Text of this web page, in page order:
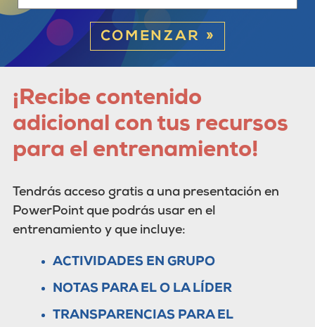
COMENZAR »
¡Recibe contenido
adicional con tus recursos
para el entrenamiento!
Tendrás acceso gratis a una presentación en
PowerPoint que podrás usar en el
entrenamiento y que incluye:
ACTIVIDADES EN GRUPO
NOTAS PARA EL O LA LÍDER
TRANSPARENCIAS PARA EL